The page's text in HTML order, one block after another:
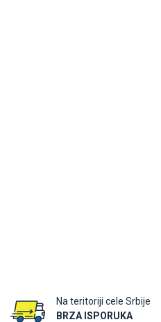
Na teritoriji cele Srbije
BRZA ISPORUKA